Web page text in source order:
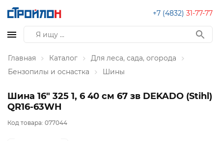
+7 (4832) 31-77-77
Главная Каталог
Для леса, сада, огорода
Бензопилы и оснастка
Шины
Шина 16" 325 1, 6 40 см 67 зв DEKADO (Stihl)
QR16-63WH
Код товара: 077044